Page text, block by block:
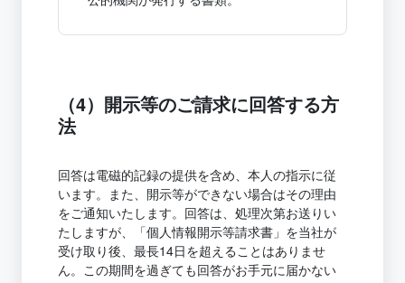
（4）開示等のご請求に回答する方
法
回答は電磁的記録の提供を含め、本人の指示に従
います。また、開示等ができない場合はその理由
をご通知いたします。回答は、処理次第お送りい
たしますが、「個人情報開示等請求書」を当社が
受け取り後、最長14日を超えることはありませ
ん。この期間を過ぎても回答がお手元に届かない